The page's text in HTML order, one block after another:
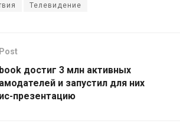
Телевидение
достиг 3 млн активных
и запустил для них
презентацию